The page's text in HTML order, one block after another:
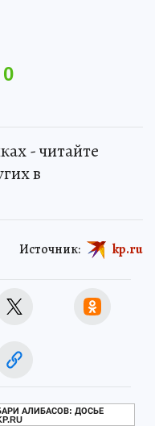
0
- читайте
в
Источник: kp.ru
АЛИБАСОВ: ДОСЬЕ